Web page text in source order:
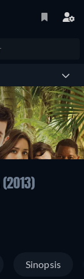
(2013)
Sinopsis